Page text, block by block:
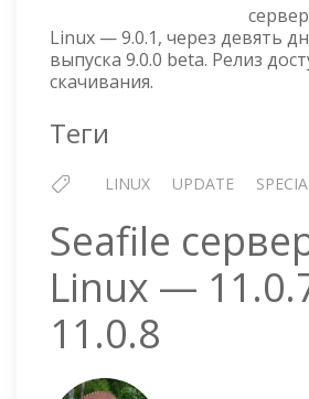
—
Linux — 9.0.1, через девять
выпуска 9.0.0 beta. Релиз
скачивания.
Теги
LINUX UPDATE
Seafile
Linux —
11.0.8